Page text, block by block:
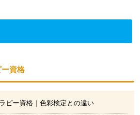
資格
ピー資格｜色彩検定との違い